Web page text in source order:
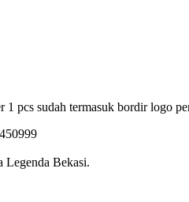
pcs sudah termasuk bordir logo
Bekasi.